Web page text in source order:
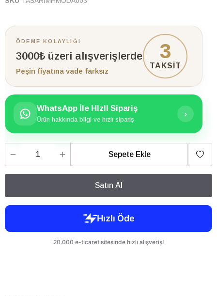
ÖDEME KOLAYLIĞI
3000₺ üzeri alışverişlerde
Peşin fiyatına vade farksız
3
TAKSİT
WhatsApp İle HIzlI Sipariş
Ürün hakkında bilgi ve hızlı sipariş
›
Sepete Ekle
Satın Al